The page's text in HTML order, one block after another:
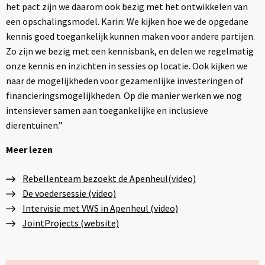
het pact zijn we daarom ook bezig met het ontwikkelen van
een opschalingsmodel. Karin: We kijken hoe we de opgedane
kennis goed toegankelijk kunnen maken voor andere partijen.
Zo zijn we bezig met een kennisbank, en delen we regelmatig
onze kennis en inzichten in sessies op locatie. Ook kijken we
naar de mogelijkheden voor gezamenlijke investeringen of
financieringsmogelijkheden. Op die manier werken we nog
intensiever samen aan toegankelijke en inclusieve
dierentuinen.”
Meer lezen
Rebellenteam bezoekt de Apenheul(video)
De voedersessie (video)
Intervisie met VWS in Apenheul (video)
JointProjects (website)